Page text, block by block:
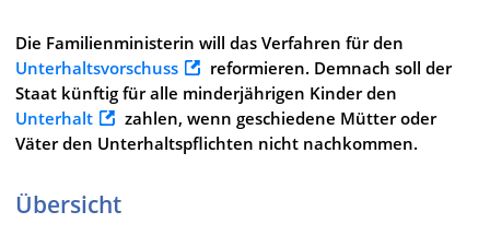
Die Familienministerin will das Verfahren für den
Unterhaltsvorschuss
reformieren. Demnach soll der
Staat künftig für alle minderjährigen Kinder den
Unterhalt
zahlen, wenn geschiedene Mütter oder
Väter den Unterhaltspflichten nicht nachkommen.
Übersicht